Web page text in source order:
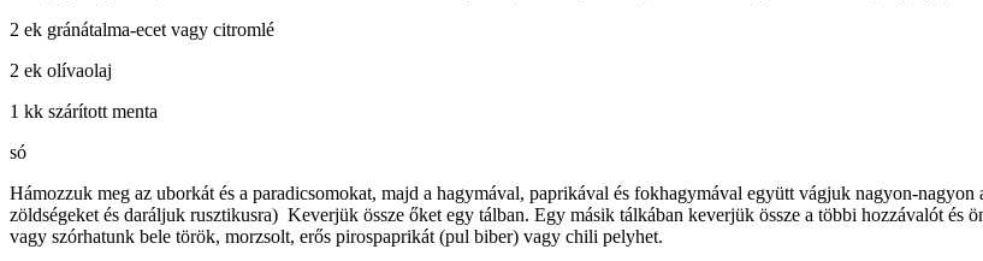
2 ek gránátalma-ecet vagy citromlé
2 ek olívaolaj
1 kk szárított menta
só
Hámozzuk meg az uborkát és a paradicsomokat, majd a hagymával, paprikával és fokhagymával együtt vágjuk nagyon-
zöldségeket és daráljuk rusztikusra) Keverjük össze őket egy tálban. Egy másik tálkában keverjük össze a többi hozzávalót és
vagy szórhatunk bele török, morzsolt, erős pirospaprikát (pul biber) vagy chili pelyhet.